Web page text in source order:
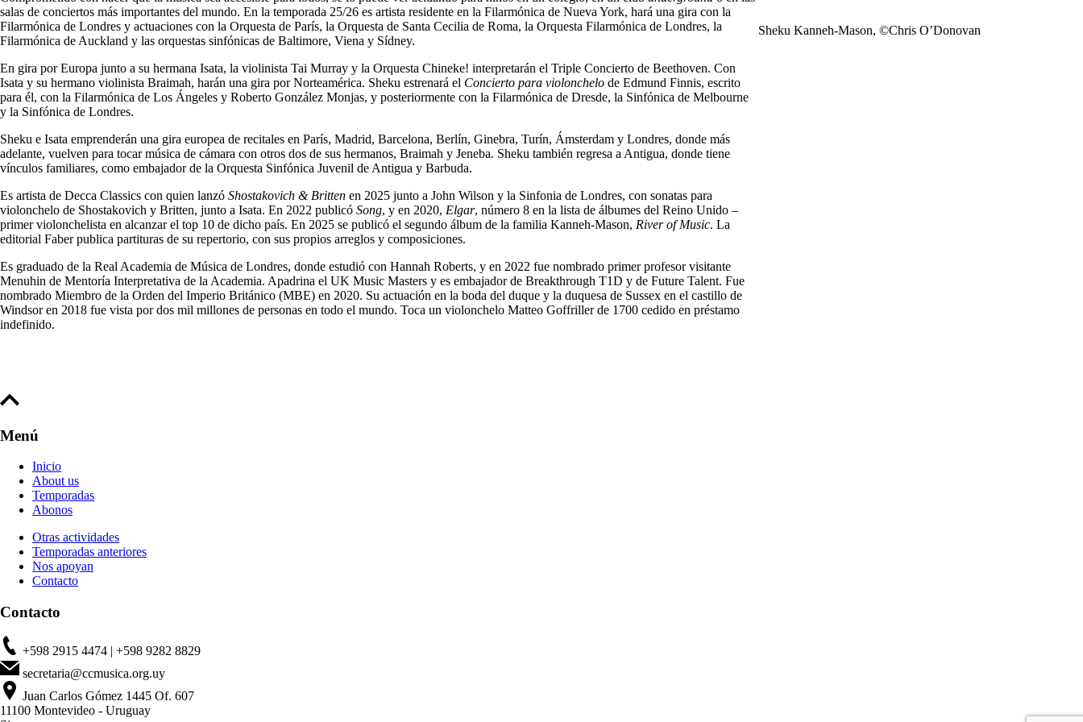
salas de conciertos más importantes del mundo. En la temporada 25/26 es artista residente en la Filarmónica de Nueva York, hará una gira con la
Filarmónica de Londres y actuaciones con la Orquesta de París, la Orquesta de Santa Cecilia de Roma, la Orquesta Filarmónica de Londres, la
Filarmónica de Auckland y las orquestas sinfónicas de Baltimore, Viena y Sídney.
En gira por Europa junto a su hermana Isata, la violinista Tai Murray y la Orquesta Chineke! interpretarán el Triple Concierto de Beethoven. Con
Isata y su hermano violinista Braimah, harán una gira por Norteamérica. Sheku estrenará el Concierto para violonchelo de Edmund Finnis, escrito
para él, con la Filarmónica de Los Ángeles y Roberto González Monjas, y posteriormente con la Filarmónica de Dresde, la Sinfónica de Melbourne
y la Sinfónica de Londres.
Sheku e Isata emprenderán una gira europea de recitales en París, Madrid, Barcelona, Berlín, Ginebra, Turín, Ámsterdam y Londres, donde más
adelante, vuelven para tocar música de cámara con otros dos de sus hermanos, Braimah y Jeneba. Sheku también regresa a Antigua, donde tiene
vínculos familiares, como embajador de la Orquesta Sinfónica Juvenil de Antigua y Barbuda.
Es artista de Decca Classics con quien lanzó Shostakovich & Britten en 2025 junto a John Wilson y la Sinfonia de Londres, con sonatas para
violonchelo de Shostakovich y Britten, junto a Isata. En 2022 publicó Song, y en 2020, Elgar, número 8 en la lista de álbumes del Reino Unido –
primer violonchelista en alcanzar el top 10 de dicho país. En 2025 se publicó el segundo álbum de la familia Kanneh-Mason, River of Music. La
editorial Faber publica partituras de su repertorio, con sus propios arreglos y composiciones.
Es graduado de la Real Academia de Música de Londres, donde estudió con Hannah Roberts, y en 2022 fue nombrado primer profesor visitante
Menuhin de Mentoría Interpretativa de la Academia. Apadrina el UK Music Masters y es embajador de Breakthrough T1D y de Future Talent. Fue
nombrado Miembro de la Orden del Imperio Británico (MBE) en 2020. Su actuación en la boda del duque y la duquesa de Sussex en el castillo de
Windsor en 2018 fue vista por dos mil millones de personas en todo el mundo. Toca un violonchelo Matteo Goffriller de 1700 cedido en préstamo
indefinido.
Sheku Kanneh-Mason, ©Chris O’Donovan
Menú
Inicio
About us
Temporadas
Abonos
Otras actividades
Temporadas anteriores
Nos apoyan
Contacto
Contacto
+598 2915 4474 | +598 9282 8829
secretaria@ccmusica.org.uy
Juan Carlos Gómez 1445 Of. 607
11100 Montevideo - Uruguay